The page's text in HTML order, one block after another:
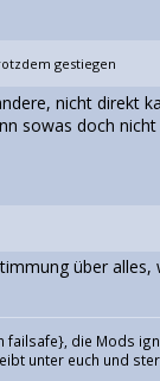
gestiegen
nicht direkt
sowas doch
über alles,
failsafe}, die Mods
unter euch und